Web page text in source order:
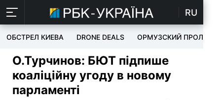
RU
ОБСТРЕЛ КИЕВА DRONE DEALS ОРМУЗСКИЙ ПРОЛИВ
О.Турчинов: БЮТ підпише
коаліційну угоду в новому
парламенті